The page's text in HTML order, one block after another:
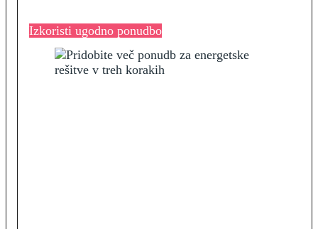
Izkoristi ugodno ponudbo